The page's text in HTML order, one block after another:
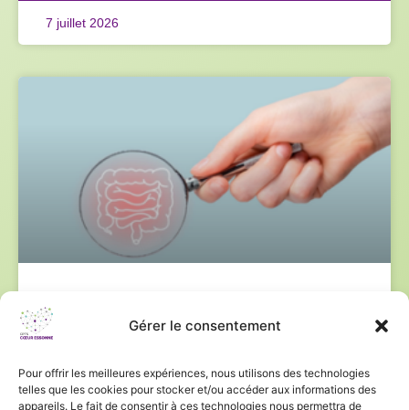
Gérer le consentement
Pour offrir les meilleures expériences, nous utilisons des technologies
telles que les cookies pour stocker et/ou accéder aux informations des
appareils. Le fait de consentir à ces technologies nous permettra de
7 juillet 2026
Formation des IDE pour la remise
du kit de dépistage du cancer
Depuis le 10 mars 2026, les IDE libéraux et